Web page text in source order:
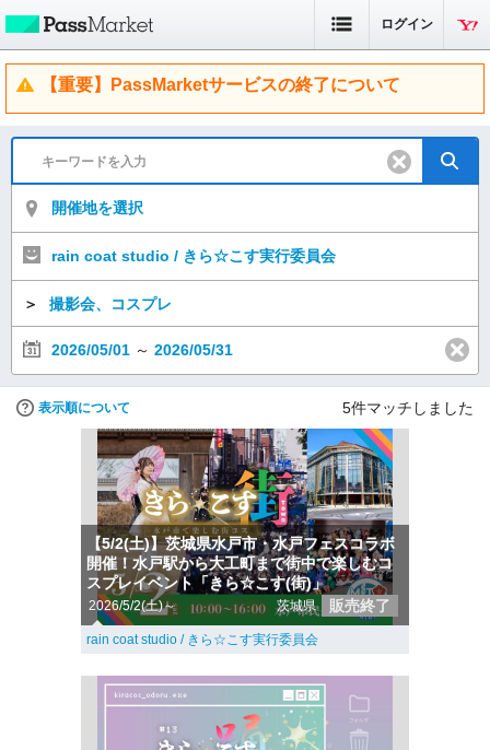
ログイン
【重要】PassMarketサービスの終了について
開催地を選択
rain coat studio / きら☆こす実行委員会
＞ 撮影会、コスプレ
2026/05/01 ～ 2026/05/31
表示順について 5件マッチしました
【5/2(土)】茨城県水戸市・水戸フェスコラボ
開催！水戸駅から大工町まで街中で楽しむコ
スプレイベント「きら☆こす(街)」
2026/5/2(土)～ 茨城県 販売終了
rain coat studio / きら☆こす実行委員会